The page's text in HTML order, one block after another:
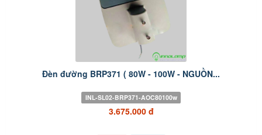
Đèn đường BRP371 ( 80W - 100W - NGUỒN...
INL-SL02-BRP371-AOC80100w
3.675.000 đ